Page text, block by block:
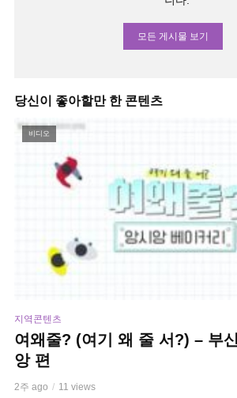
모든 게시물 보기
당신이 좋아할만 한 콘텐츠
비디오
지역콘텐츠
여왜줄? (여기 왜 줄 서?) – 부
앙 편
2주 ago 11 views